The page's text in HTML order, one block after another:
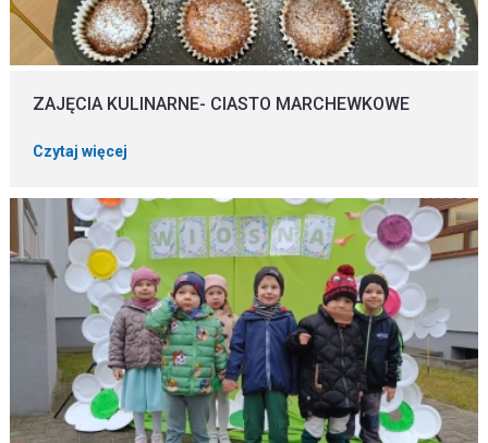
ZAJĘCIA KULINARNE- CIASTO MARCHEWKOWE
Czytaj więcej